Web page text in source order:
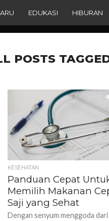
EDUKASI HIBURAN
POSTS
KESEHATAN
Panduan Cepat
Memilih Makanan
Saji yang Sehat
Dengan senyum menggoda dari